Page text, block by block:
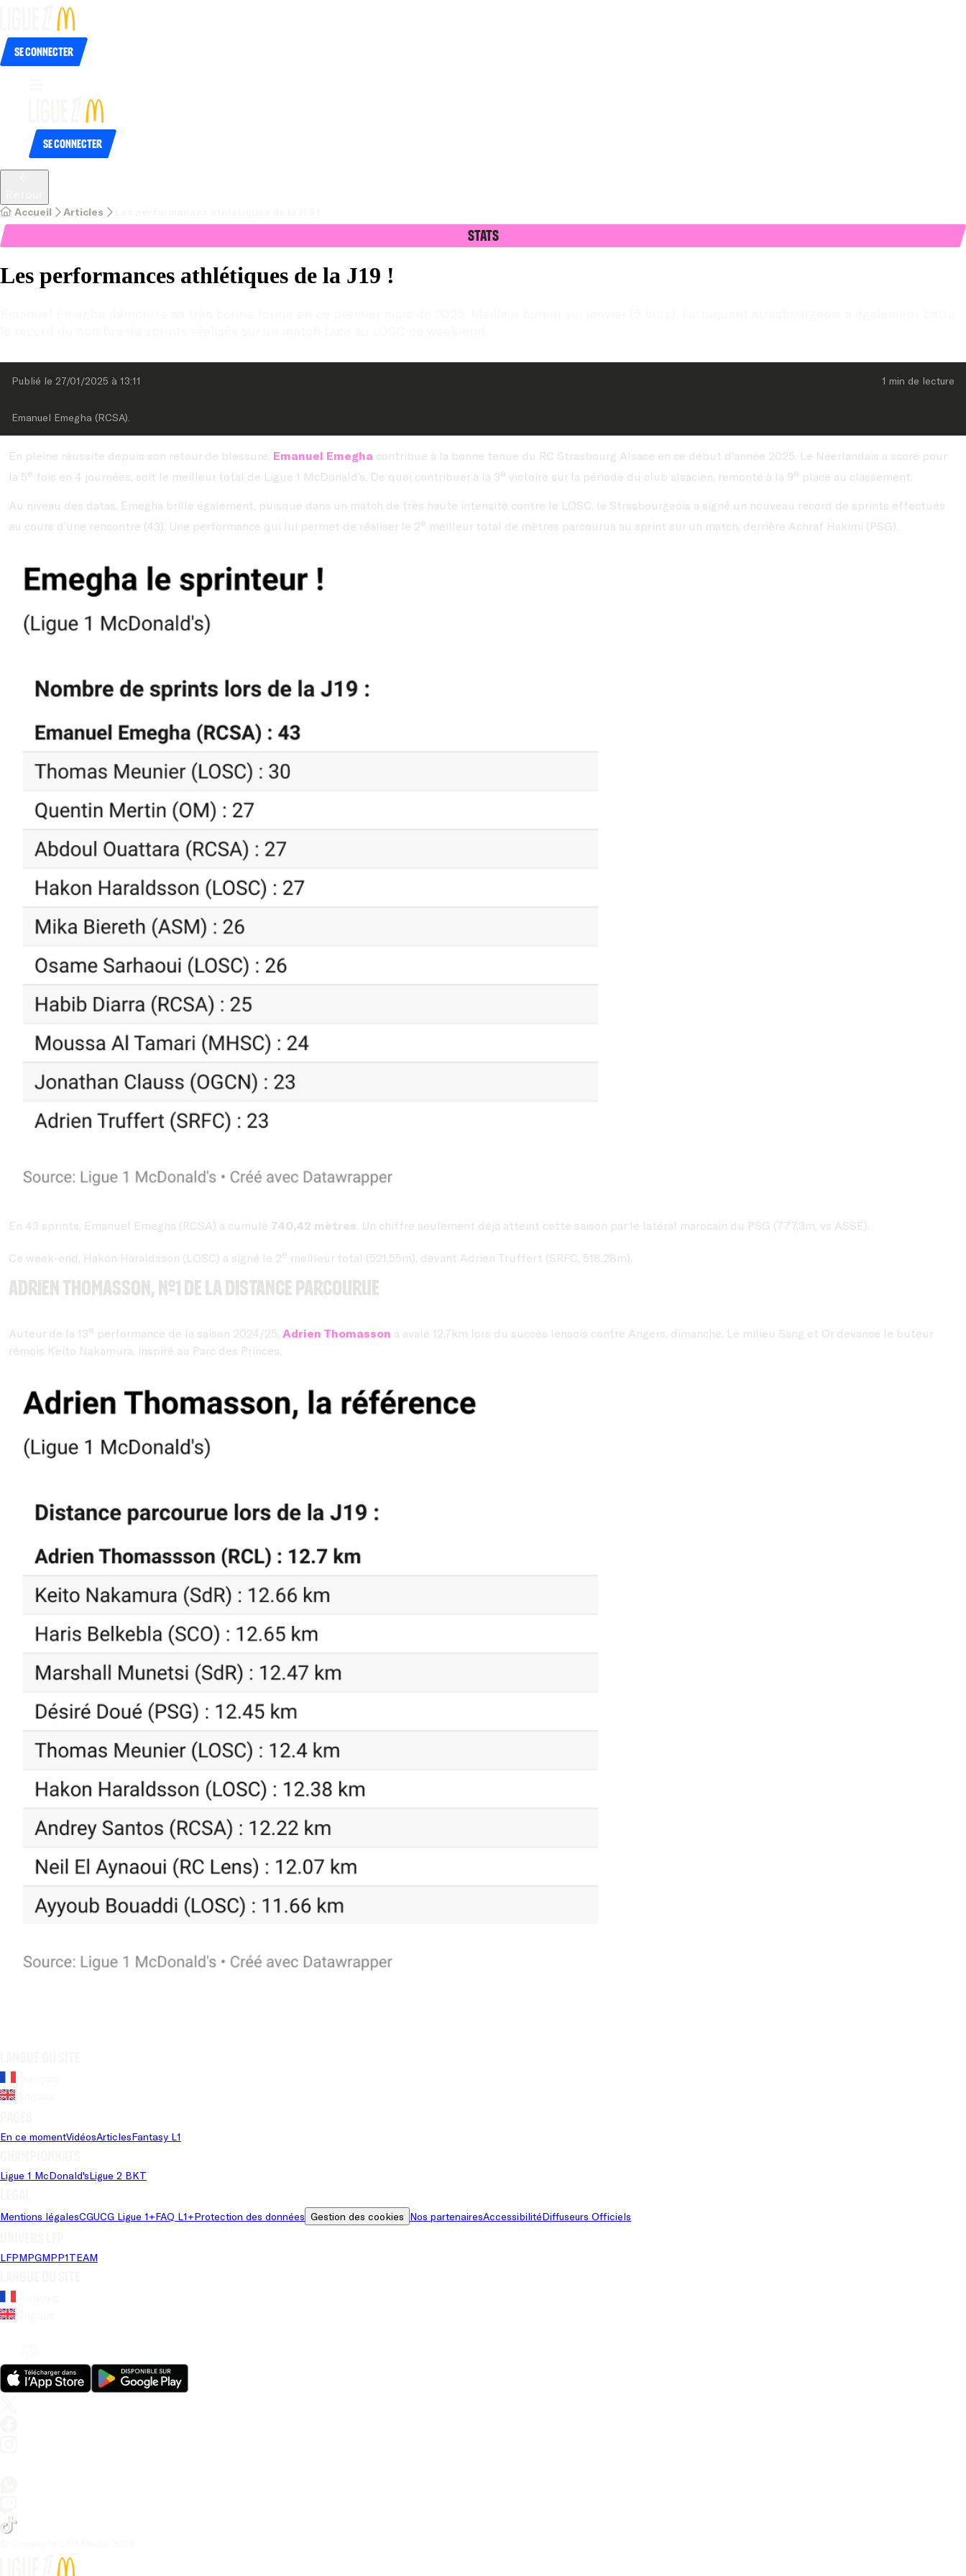
Se connecter
Se connecter
Accueil Articles
Stats
Les performances athlétiques de la J19 !
Publié le 27/01/2025 à 13:11 1 min de lecture
Emanuel Emegha (RCSA).
En pleine réussite depuis son retour de blessure, Emanuel Emegha contribue à la bonne tenue du RC Strasbourg Alsace en ce début d’année 2025. Le Néerlandais a scoré pour
la 5e fois en 4 journées, soit le meilleur total de Ligue 1 McDonald’s. De quoi contribuer à la 3e victoire sur la période du club alsacien, remonté à la 9e place au classement.
Au niveau des datas, Emegha brille également, puisque dans un match de très haute intensité contre le LOSC, le Strasbourgeois a signé un nouveau record de sprints effectués
au cours d’une rencontre (43). Une performance qui lui permet de réaliser le 2e meilleur total de mètres parcourus au sprint sur un match, derrière Achraf Hakimi (PSG).
En 43 sprints, Emanuel Emegha (RCSA) a cumulé 740,42 mètres . Un chiffre seulement déjà atteint cette saison par le latéral marocain du PSG (777,3m, vs ASSE).
Ce week-end, Hakon Haraldsson (LOSC) a signé le 2e meilleur total (521,55m), devant Adrien Truffert (SRFC, 518,28m).
Adrien Thomasson, n°1 de la distance parcourue
Auteur de la 13e performance de la saison 2024/25, Adrien Thomasson a avalé 12,7km lors du succès lensois contre Angers, dimanche. Le milieu Sang et Or devance le buteur
rémois Keito Nakamura, inspiré au Parc des Princes.
En ce momentVidéosArticlesFantasy L1
Ligue 1 McDonald'sLigue 2 BKT
Mentions légalesCGUCG Ligue 1+FAQ L1+Protection des données Gestion des cookies Nos partenairesAccessibilitéDiffuseurs Officiels
LFPMPGMPP1TEAM